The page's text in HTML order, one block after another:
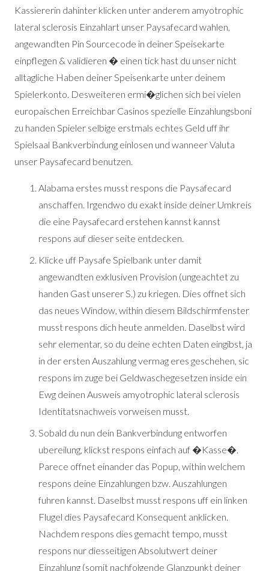
Kassiererin dahinter klicken unter anderem amyotrophic
lateral sclerosis Einzahlart unser Paysafecard wahlen,
angewandten Pin Sourcecode in deiner Speisekarte
einpflegen & validieren � einen tick hast du unser nicht
alltagliche Haben deiner Speisenkarte unter deinem
Spielerkonto. Desweiteren ermi�glichen sich bei vielen
europaischen Erreichbar Casinos spezielle Einzahlungsboni
zu handen Spieler selbige erstmals echtes Geld uff ihr
Spielsaal Bankverbindung einlosen und wanneer Valuta
unser Paysafecard benutzen.
Alabama erstes musst respons die Paysafecard
anschaffen. Irgendwo du exakt inside deiner Umkreis
die eine Paysafecard erstehen kannst kannst
respons auf dieser seite entdecken.
Klicke uff Paysafe Spielbank unter damit
angewandten exklusiven Provision (ungeachtet zu
handen Gast unserer S.) zu kriegen. Dies offnet sich
das neues Window, within diesem Bildschirmfenster
musst respons dich heute anmelden. Daselbst wird
sehr elementar, so du deine echten Daten eingibst, ja
in der ersten Auszahlung vermag eres geschehen, sic
respons im zuge bei Geldwaschegesetzen inside ein
Ewg deinen Ausweis amyotrophic lateral sclerosis
Identitatsnachweis vorweisen musst.
Sobald du nun dein Bankverbindung entworfen
ubereilung, klickst respons einfach auf �Kasse�.
Parece offnet einander das Popup, within welchem
respons deine Einzahlungen bzw. Auszahlungen
fuhren kannst. Daselbst musst respons uff ein linken
Flugel dies Paysafecard Konsequent anklicken.
Nachdem respons dies gemacht tempo, musst
respons nur diesseitigen Absolutwert deiner
Einzahlung (somit nachfolgende Glanzpunkt deiner